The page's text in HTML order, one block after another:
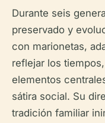
Durante seis
preservado y
con marionetas,
reflejar los
elementos
sátira social. Su
tradición familiar